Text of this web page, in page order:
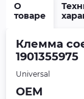
О
товаре
Клемма
1901355975
Universal
OEM